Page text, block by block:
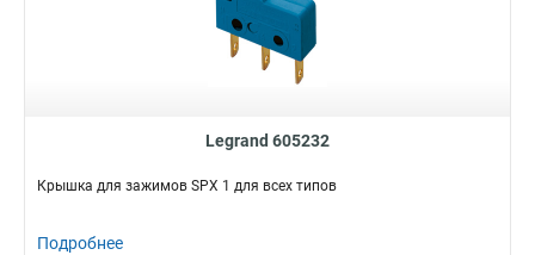
Legrand 605232
Крышка для зажимов SPX 1 для всех типов
Подробнее